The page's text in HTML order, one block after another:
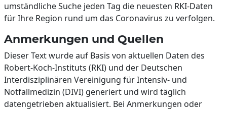
umständliche Suche jeden Tag die neuesten RKI-Daten
für Ihre Region rund um das Coronavirus zu verfolgen.
Anmerkungen und Quellen
Dieser Text wurde auf Basis von aktuellen Daten des
Robert-Koch-Instituts (RKI) und der Deutschen
Interdisziplinären Vereinigung für Intensiv- und
Notfallmedizin (DIVI) generiert und wird täglich
datengetrieben aktualisiert. Bei Anmerkungen oder